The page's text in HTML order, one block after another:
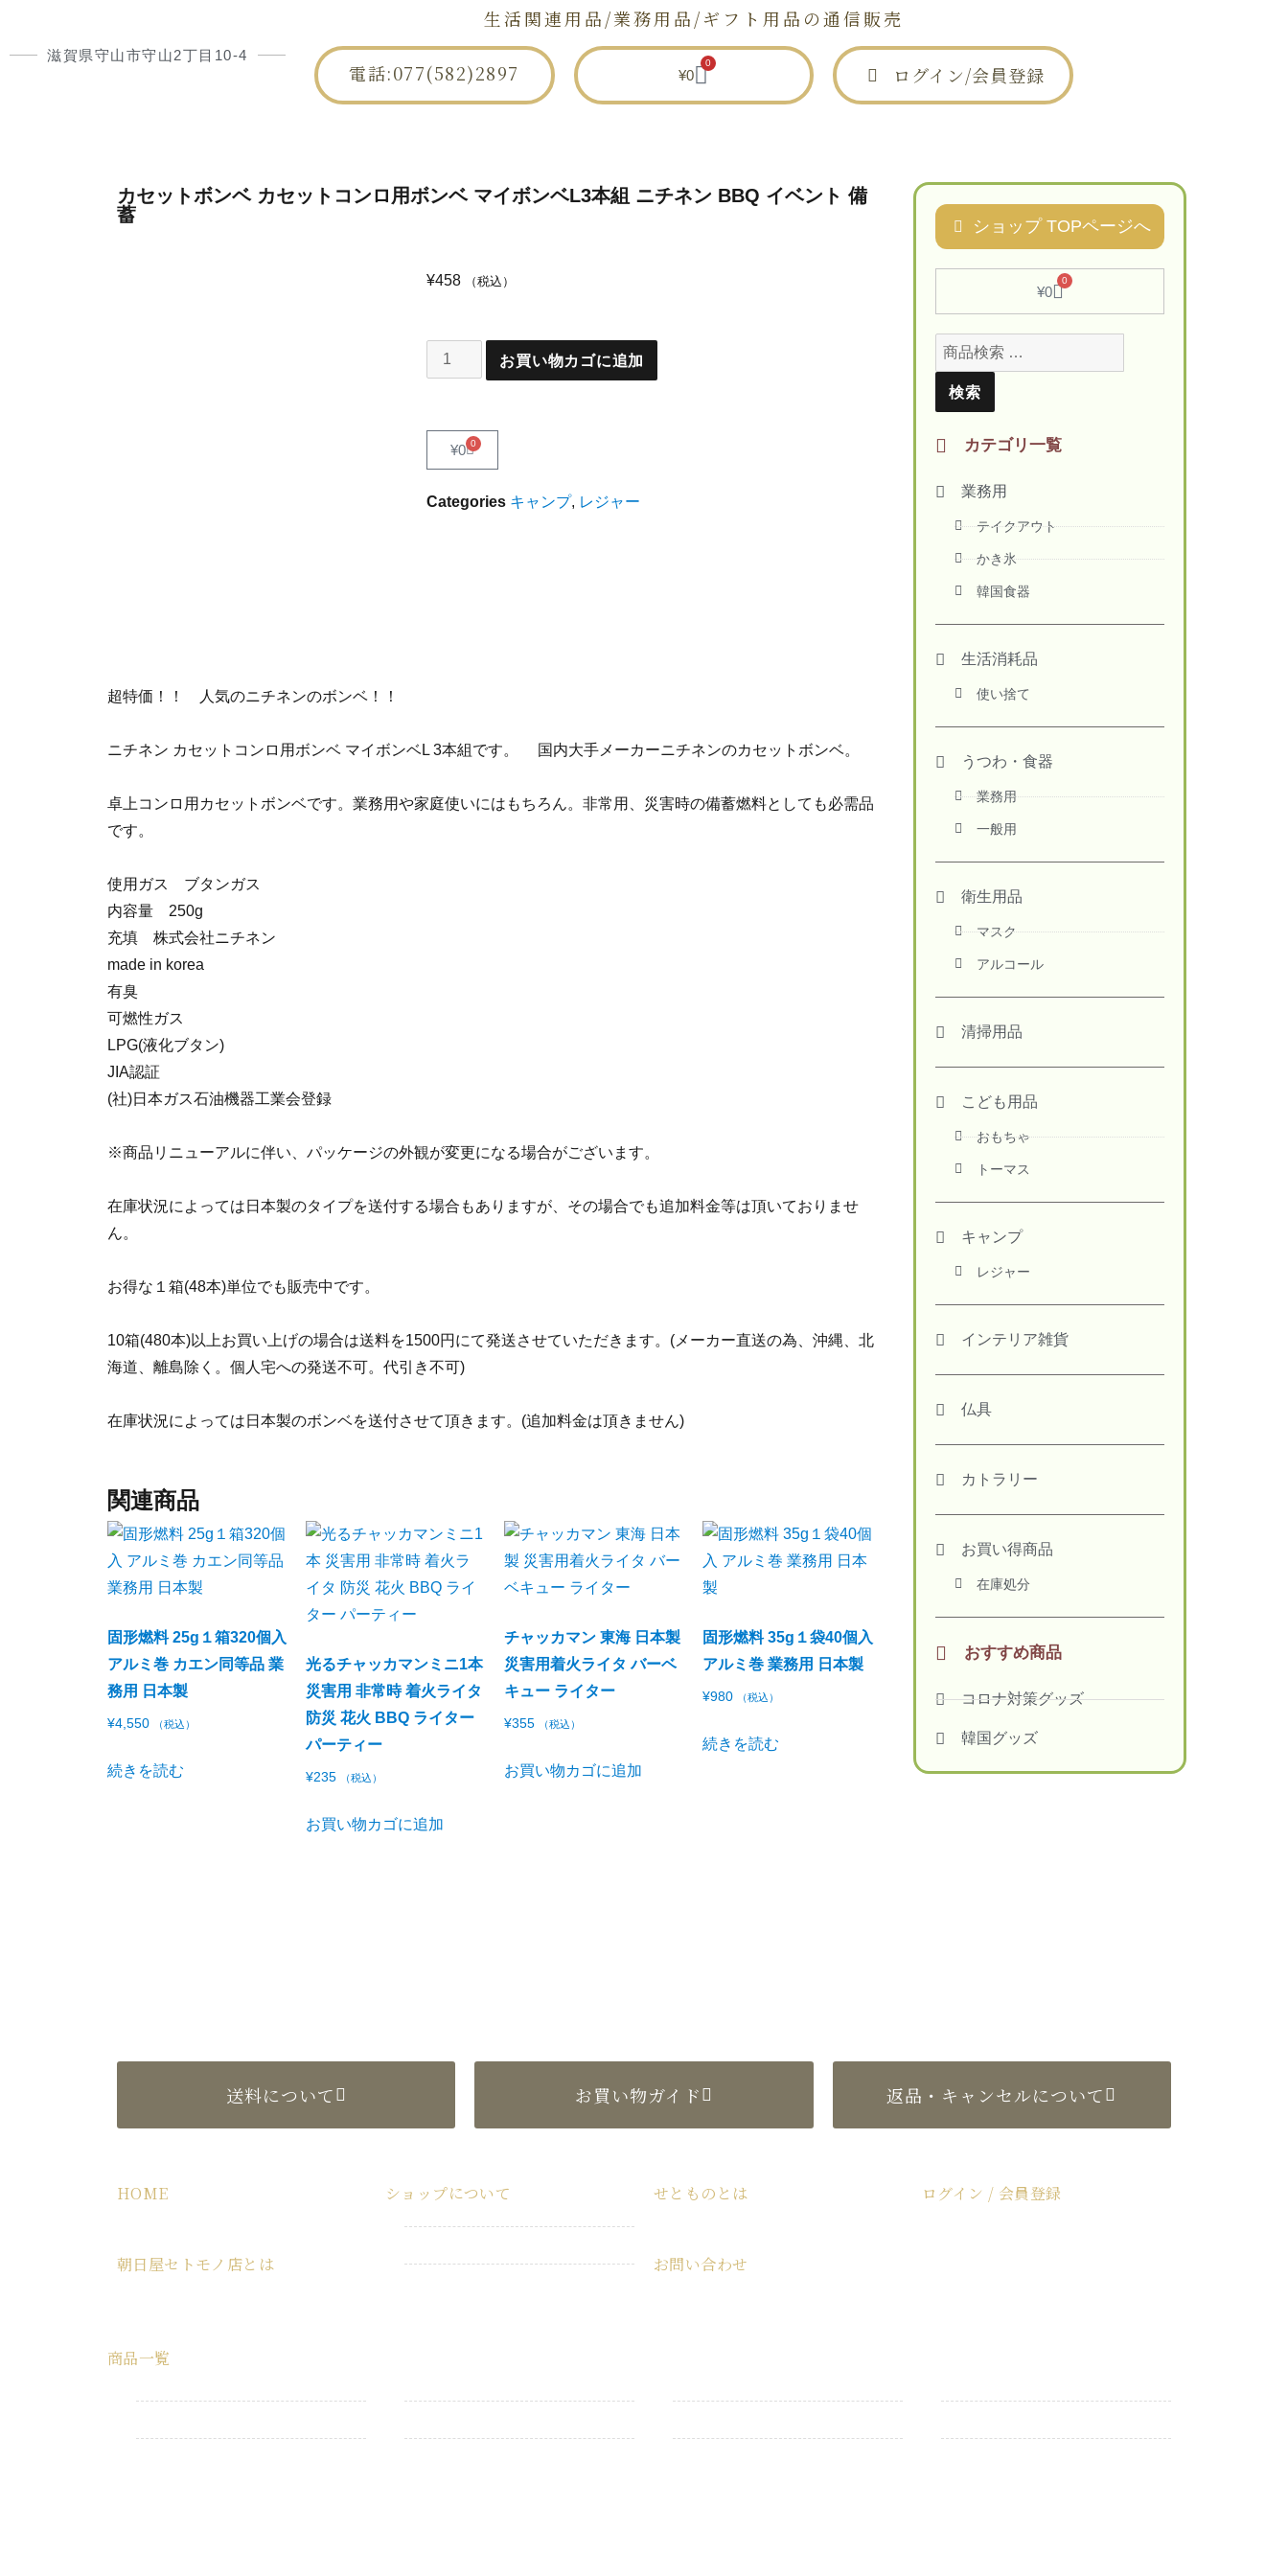
滋賀県守山市守山2丁目10-4
生活関連用品/業務用品/ギフト用品の通信販売
電話:077(582)2897 ¥0
0 ログイン/会員登録
カセットボンベ カセットコンロ用ボンベ マイボンベL3本組 ニチネン BBQ イベント 備
蓄
¥458 （税込）
お買い物カゴに追加
¥0 0
Categories キャンプ, レジャー
超特価！！ 人気のニチネンのボンベ！！
ニチネン カセットコンロ用ボンベ マイボンベL 3本組です。 国内大手メーカーニチネンのカセットボンベ。
卓上コンロ用カセットボンベです。業務用や家庭使いにはもちろん。非常用、災害時の備蓄燃料としても必需品
です。
使用ガス ブタンガス
内容量 250g
充填 株式会社ニチネン
made in korea
有臭
可燃性ガス
LPG(液化ブタン)
JIA認証
(社)日本ガス石油機器工業会登録
※商品リニューアルに伴い、パッケージの外観が変更になる場合がございます。
在庫状況によっては日本製のタイプを送付する場合もありますが、その場合でも追加料金等は頂いておりませ
ん。
お得な１箱(48本)単位でも販売中です。
10箱(480本)以上お買い上げの場合は送料を1500円にて発送させていただきます。(メーカー直送の為、沖縄、北
海道、離島除く。個人宅への発送不可。代引き不可)
在庫状況によっては日本製のボンベを送付させて頂きます。(追加料金は頂きません)
関連商品
固形燃料 25g１箱320個入
アルミ巻 カエン同等品 業
務用 日本製
¥4,550 （税込）
続きを読む
光るチャッカマンミニ1本
災害用 非常時 着火ライタ
防災 花火 BBQ ライター
パーティー
¥235 （税込）
お買い物カゴに追加
チャッカマン 東海 日本製
災害用着火ライタ バーベ
キュー ライター
¥355 （税込）
お買い物カゴに追加
固形燃料 35g１袋40個入
アルミ巻 業務用 日本製
¥980 （税込）
続きを読む
ショップ TOPページへ
¥0
0
検索
カテゴリ一覧
業務用
テイクアウト
かき氷
韓国食器
生活消耗品
使い捨て
うつわ・食器
業務用
一般用
衛生用品
マスク
アルコール
清掃用品
こども用品
おもちゃ
トーマス
キャンプ
レジャー
インテリア雑貨
仏具
カトラリー
お買い得商品
在庫処分
おすすめ商品
コロナ対策グッズ
韓国グッズ
送料について お買い物ガイド 返品・キャンセルについて
HOME
朝日屋セトモノ店とは
ショップについて
ショップ
特定商取引法に基づく表記
せとものとは
お問い合わせ
ログイン / 会員登録
商品一覧
すべての商品
業務用品
うつわ・食器
衛生用品
こども用品
キャンプ用品
カトラリー
仏具・仏花